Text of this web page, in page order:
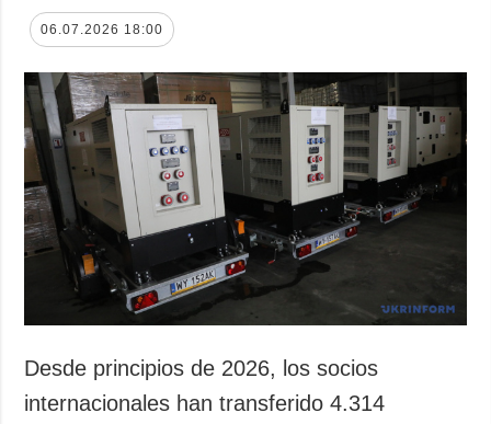
06.07.2026 18:00
Desde principios de 2026, los socios
internacionales han transferido 4.314